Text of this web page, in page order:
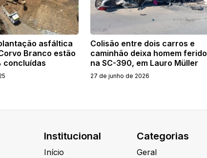
asfáltica
Branco estão
concluídas
Colisão entre dois carros e
caminhão deixa homem ferido
na SC-390, em Lauro Müller
27 de junho de 2026
Institucional
Início
Categorias
Geral